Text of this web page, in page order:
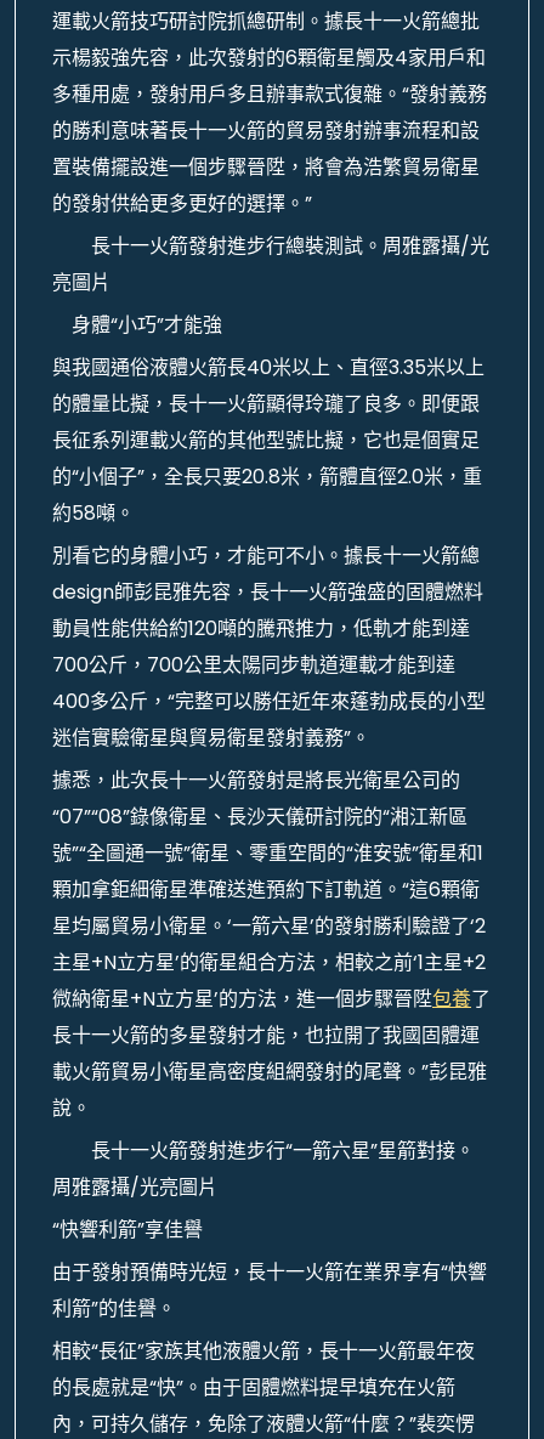
運載火箭技巧研討院抓總研制。據長十一火箭總批
示楊毅強先容，此次發射的6顆衛星觸及4家用戶和
多種用處，發射用戶多且辦事款式復雜。“發射義務
的勝利意味著長十一火箭的貿易發射辦事流程和設
置裝備擺設進一個步驟晉陞，將會為浩繁貿易衛星
的發射供給更多更好的選擇。”
長十一火箭發射進步行總裝測試。周雅露攝/光
亮圖片
身體“小巧”才能強
與我國通俗液體火箭長40米以上、直徑3.35米以上
的體量比擬，長十一火箭顯得玲瓏了良多。即便跟
長征系列運載火箭的其他型號比擬，它也是個實足
的“小個子”，全長只要20.8米，箭體直徑2.0米，重
約58噸。
別看它的身體小巧，才能可不小。據長十一火箭總
design師彭昆雅先容，長十一火箭強盛的固體燃料
動員性能供給約120噸的騰飛推力，低軌才能到達
700公斤，700公里太陽同步軌道運載才能到達
400多公斤，“完整可以勝任近年來蓬勃成長的小型
迷信實驗衛星與貿易衛星發射義務”。
據悉，此次長十一火箭發射是將長光衛星公司的
“07”“08”錄像衛星、長沙天儀研討院的“湘江新區
號”“全圖通一號”衛星、零重空間的“淮安號”衛星和1
顆加拿鉅細衛星準確送進預約下訂軌道。“這6顆衛
星均屬貿易小衛星。‘一箭六星’的發射勝利驗證了‘2
主星+N立方星’的衛星組合方法，相較之前‘1主星+2
微納衛星+N立方星’的方法，進一個步驟晉陞包養了
長十一火箭的多星發射才能，也拉開了我國固體運
載火箭貿易小衛星高密度組網發射的尾聲。”彭昆雅
說。
長十一火箭發射進步行“一箭六星”星箭對接。
周雅露攝/光亮圖片
“快響利箭”享佳譽
由于發射預備時光短，長十一火箭在業界享有“快響
利箭”的佳譽。
相較“長征”家族其他液體火箭，長十一火箭最年夜
的長處就是“快”。由于固體燃料提早填充在火箭
內，可持久儲存，免除了液體火箭“什麼？”裴奕愣